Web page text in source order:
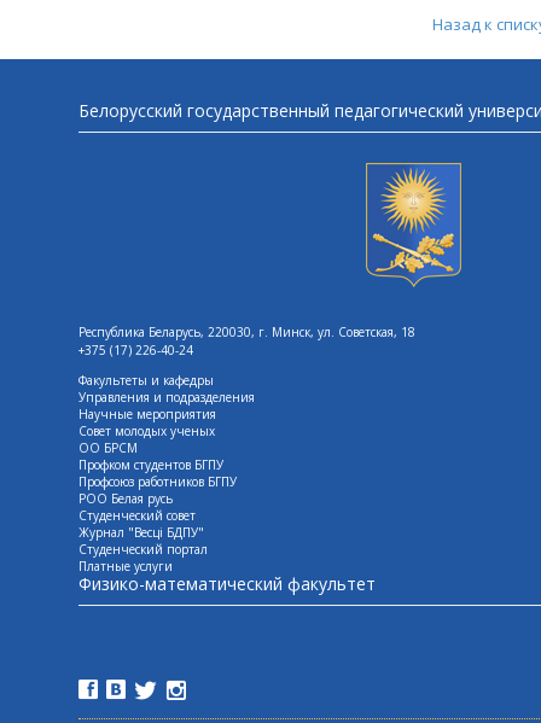
Назад к
Белорусский государственный педагогический
Республика Беларусь, 220030, г. Минск, ул. Советская, 18
+375 (17) 226-40-24
Факультеты и кафедры
Управления и подразделения
Научные мероприятия
Совет молодых ученых
ОО БРСМ
Профком студентов БГПУ
Профсоюз работников БГПУ
РОО Белая русь
Студенческий совет
Журнал "Весцi БДПУ"
Студенческий портал
Платные услуги
Физико-математический факультет